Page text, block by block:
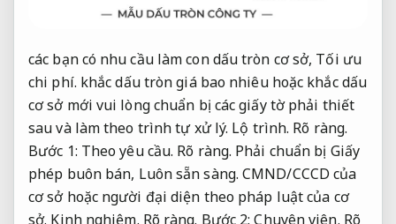
các bạn có nhu cầu làm con dấu tròn cơ sở, Tối ưu
chi phí. khắc dấu tròn giá bao nhiêu hoặc khắc dấu
cơ sở mới vui lòng chuẩn bị các giấy tờ phải thiết
sau và làm theo trình tự xử lý. Lộ trình. Rõ ràng.
Bước 1: Theo yêu cầu. Rõ ràng. Phải chuẩn bị Giấy
phép buôn bán, Luôn sẵn sàng. CMND/CCCD của
cơ sở hoặc người đại diện theo pháp luật của cơ
sở. Kinh nghiệm. Rõ ràng. Bước 2:Chuyên viên. Rõ